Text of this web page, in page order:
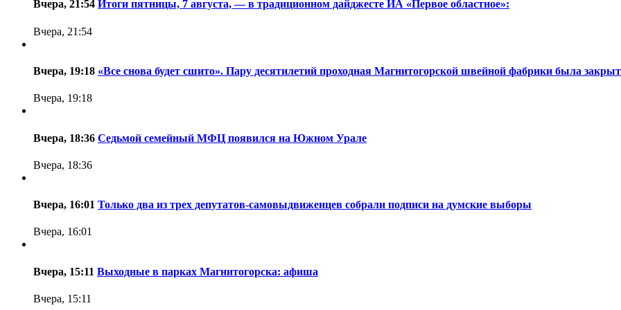
Вчера, 21:54 Итоги пятницы, 7 августа, — в традиционном дайджесте ИА «Первое областное»:
Вчера, 21:54
Вчера, 19:18 «Все снова будет сшито». Пару десятилетий проходная Магнитогорской швейной фабрики была
Вчера, 19:18
Вчера, 18:36 Седьмой семейный МФЦ появился на Южном Урале
Вчера, 18:36
Вчера, 16:01 Только два из трех депутатов-самовыдвиженцев собрали подписи на думские выборы
Вчера, 16:01
Вчера, 15:11 Выходные в парках Магнитогорска: афиша
Вчера, 15:11